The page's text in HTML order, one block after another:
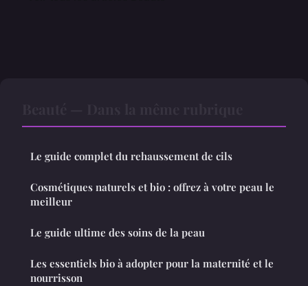
Le guide complet du rehaussement de cils
Cosmétiques naturels et bio : offrez à votre peau le
meilleur
Le guide ultime des soins de la peau
Les essentiels bio à adopter pour la maternité et le
nourrisson